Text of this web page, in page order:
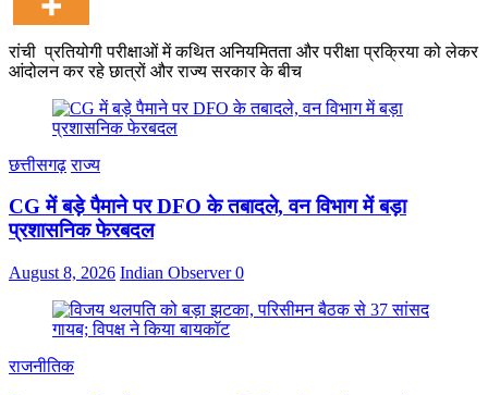
रांची प्रतियोगी परीक्षाओं में कथित अनियमितता और परीक्षा प्रक्रिया को लेकर
आंदोलन कर रहे छात्रों और राज्य सरकार के बीच
छत्तीसगढ़ राज्य
CG में बड़े पैमाने पर DFO के तबादले, वन विभाग में बड़ा
प्रशासनिक फेरबदल
August 8, 2026 Indian Observer0
राजनीतिक